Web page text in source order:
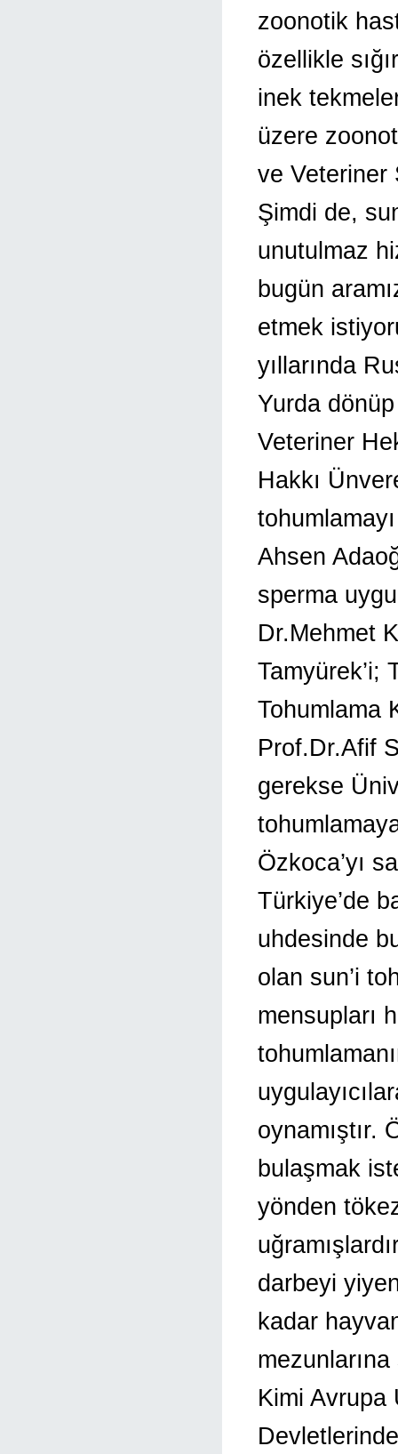
zoonotik
özellikle
inek
üzere
ve Veteriner
Şimdi de,
unutulmaz
bugün
etmek
yıllarında
Yurda dönüp
Veteriner
Hakkı
Ahsen
sperma
Dr.Mehmet
Tamyürek’i;
Tohumlama
Prof.Dr.Afif
gerekse
Özkoca’yı
Türkiye’de
uhdesinde
olan sun’i
mensupları
oynamıştır.
bulaşmak
yönden
darbeyi
kadar
Kimi Avrupa